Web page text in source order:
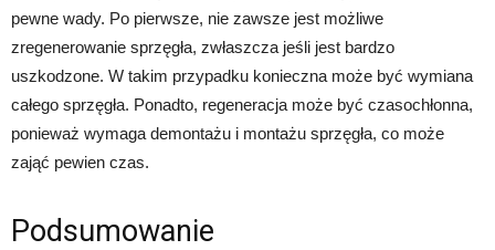
pewne wady. Po pierwsze, nie zawsze jest możliwe
zregenerowanie sprzęgła, zwłaszcza jeśli jest bardzo
uszkodzone. W takim przypadku konieczna może być wymiana
całego sprzęgła. Ponadto, regeneracja może być czasochłonna,
ponieważ wymaga demontażu i montażu sprzęgła, co może
zająć pewien czas.
Podsumowanie